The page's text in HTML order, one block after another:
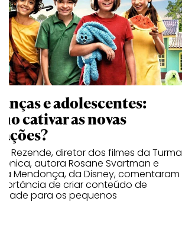
e adolescentes:
cativar as novas
Rezende, diretor dos filmes da Turma
autora Rosane Svartman e
Mendonça, da Disney, comentaram
de criar conteúdo de
para os pequenos